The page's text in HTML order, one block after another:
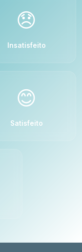
😞
Insatisfeito
😊
Satisfeito